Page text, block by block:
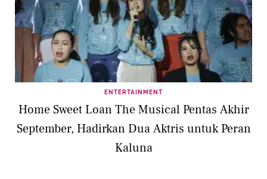
ENTERTAINMENT
Home Sweet Loan The Musical Pentas Akhir
September, Hadirkan Dua Aktris untuk Peran
Kaluna